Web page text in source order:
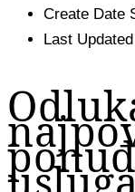
Create Date
Last Updated